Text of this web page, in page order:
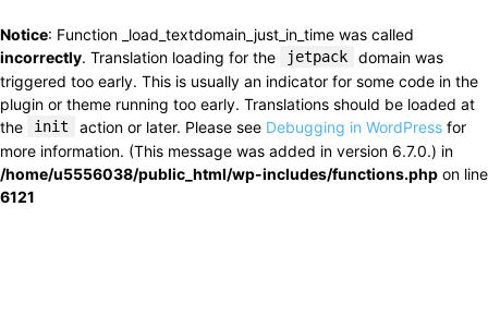
Notice: Function _load_textdomain_just_in_time was called
incorrectly. Translation loading for the jetpack
domain was
triggered too early. This is usually an indicator for some code in the
plugin or theme running too early. Translations should be loaded at
the
init action or later. Please see Debugging in WordPress for
more information. (This message was added in version 6.7.0.) in
/home/u5556038/public_html/wp-includes/functions.php on line
6121